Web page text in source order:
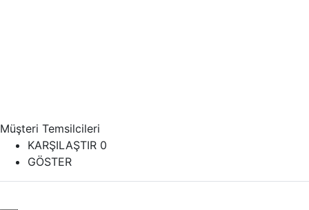
Müşteri Temsilcileri
KARŞILAŞTIR 0
GÖSTER